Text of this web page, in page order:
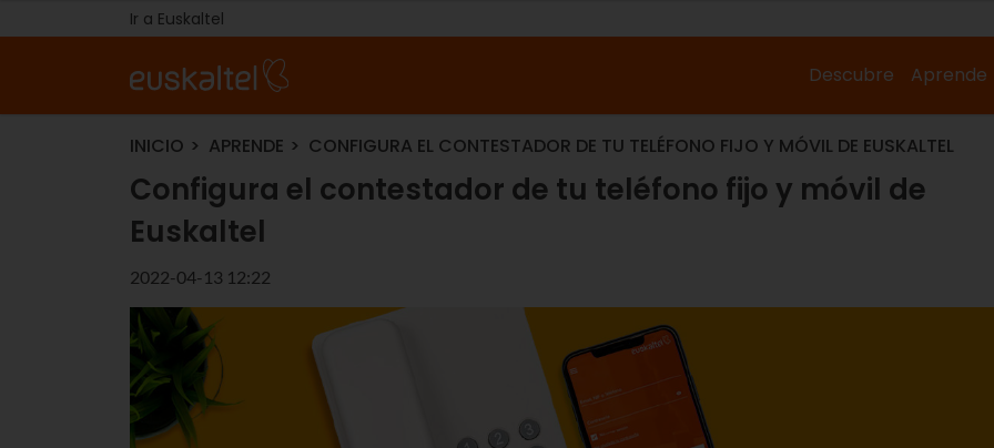
Ir a Euskaltel
Descubre Aprende
INICIO APRENDE CONFIGURA EL CONTESTADOR DE TU TELÉFONO FIJO Y MÓVIL DE EUSKALTEL
Configura el contestador de tu teléfono fijo y móvil de
Euskaltel
2022-04-13 12:22